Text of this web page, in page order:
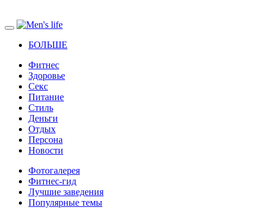
БОЛЬШЕ
Фитнес
Здоровье
Секс
Питание
Стиль
Деньги
Отдых
Персона
Новости
Фотогалерея
Фитнес-гид
Лучшие заведения
Популярные темы